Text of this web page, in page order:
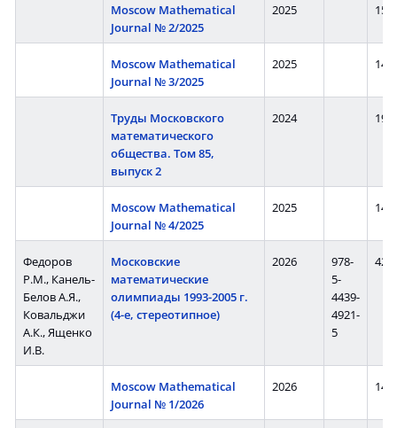
Moscow Mathematical
Journal № 2/2025
2025 150
Moscow Mathematical
Journal № 3/2025
2025 144
Труды Московского
математического
общества. Том 85,
выпуск 2
2024 195
Moscow Mathematical
Journal № 4/2025
2025 144
Федоров
Р.М., Канель-
Белов А.Я.,
Ковальджи
А.К., Ященко
И.В.
Московские
математические
олимпиады 1993-2005 г.
(4-е, стереотипное)
2026
978-
5-
4439-
4921-
5
422
Moscow Mathematical
Journal № 1/2026
2026 144